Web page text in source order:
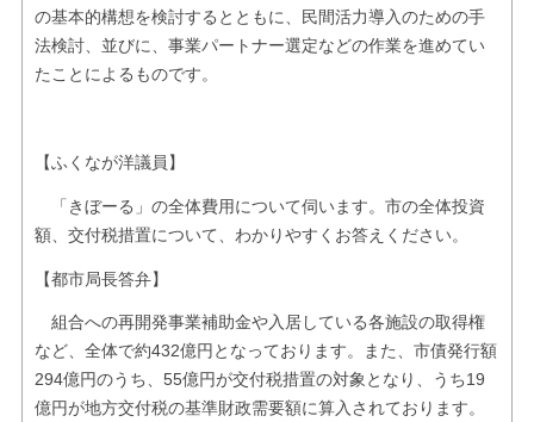
の基本的構想を検討するとともに、民間活力導入のための手
法検討、並びに、事業パートナー選定などの作業を進めてい
たことによるものです。
【ふくなが洋議員】
「きぼーる」の全体費用について伺います。市の全体投資
額、交付税措置について、わかりやすくお答えください。
【都市局長答弁】
組合への再開発事業補助金や入居している各施設の取得権
など、全体で約432億円となっております。また、市債発行額
294億円のうち、55億円が交付税措置の対象となり、うち19
億円が地方交付税の基準財政需要額に算入されております。